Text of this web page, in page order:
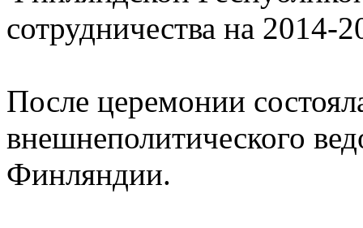
сотрудничества на 2014-
После церемонии
внешнеполитического
Финляндии.